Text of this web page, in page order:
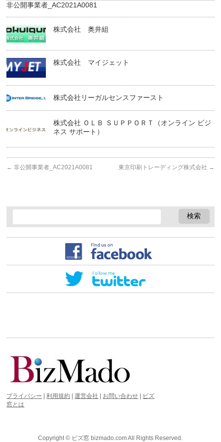
非公開事業者_AC2021A0081
株式会社 奥井組
株式会社 マイジェット
株式会社リーガルセンスファースト
株式会社 ＯＬＢ ＳＵＰＰＯＲＴ（オンライン ビジ
ネス サポート）
← 非公開事業者_AC2021A0081 東京印刷トレーディング株式会社 →
プライバシー |利用規約 |運営会社 | お問い合わせ | ビズ
窓とは
Copyright © ビズ窓 bizmado.comAll Rights Reserved.